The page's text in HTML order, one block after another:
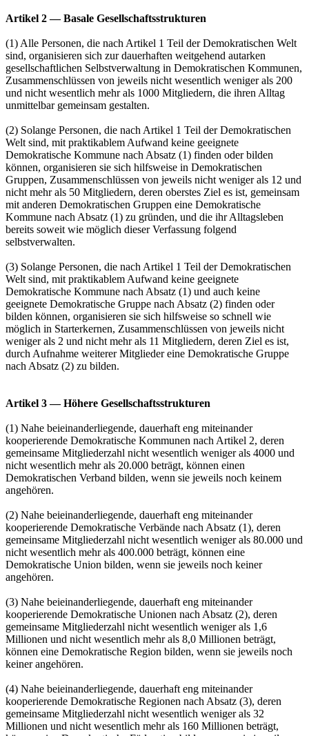
Artikel 2 — Basale Gesellschaftsstrukturen
(1) Alle Personen, die nach Artikel 1 Teil der Demokratischen Welt
sind, organisieren sich zur dauerhaften weitgehend autarken
gesellschaftlichen Selbstverwaltung in Demokratischen Kommunen,
Zusammenschlüssen von jeweils nicht wesentlich weniger als 200
und nicht wesentlich mehr als 1000 Mitgliedern, die ihren Alltag
unmittelbar gemeinsam gestalten.
(2) Solange Personen, die nach Artikel 1 Teil der Demokratischen
Welt sind, mit praktikablem Aufwand keine geeignete
Demokratische Kommune nach Absatz (1) finden oder bilden
können, organisieren sie sich hilfsweise in Demokratischen
Gruppen, Zusammenschlüssen von jeweils nicht weniger als 12 und
nicht mehr als 50 Mitgliedern, deren oberstes Ziel es ist, gemeinsam
mit anderen Demokratischen Gruppen eine Demokratische
Kommune nach Absatz (1) zu gründen, und die ihr Alltagsleben
bereits soweit wie möglich dieser Verfassung folgend
selbstverwalten.
(3) Solange Personen, die nach Artikel 1 Teil der Demokratischen
Welt sind, mit praktikablem Aufwand keine geeignete
Demokratische Kommune nach Absatz (1) und auch keine
geeignete Demokratische Gruppe nach Absatz (2) finden oder
bilden können, organisieren sie sich hilfsweise so schnell wie
möglich in Starterkernen, Zusammenschlüssen von jeweils nicht
weniger als 2 und nicht mehr als 11 Mitgliedern, deren Ziel es ist,
durch Aufnahme weiterer Mitglieder eine Demokratische Gruppe
nach Absatz (2) zu bilden.
Artikel 3 — Höhere Gesellschaftsstrukturen
(1) Nahe beieinanderliegende, dauerhaft eng miteinander
kooperierende Demokratische Kommunen nach Artikel 2, deren
gemeinsame Mitgliederzahl nicht wesentlich weniger als 4000 und
nicht wesentlich mehr als 20.000 beträgt, können einen
Demokratischen Verband bilden, wenn sie jeweils noch keinem
angehören.
(2) Nahe beieinanderliegende, dauerhaft eng miteinander
kooperierende Demokratische Verbände nach Absatz (1), deren
gemeinsame Mitgliederzahl nicht wesentlich weniger als 80.000 und
nicht wesentlich mehr als 400.000 beträgt, können eine
Demokratische Union bilden, wenn sie jeweils noch keiner
angehören.
(3) Nahe beieinanderliegende, dauerhaft eng miteinander
kooperierende Demokratische Unionen nach Absatz (2), deren
gemeinsame Mitgliederzahl nicht wesentlich weniger als 1,6
Millionen und nicht wesentlich mehr als 8,0 Millionen beträgt,
können eine Demokratische Region bilden, wenn sie jeweils noch
keiner angehören.
(4) Nahe beieinanderliegende, dauerhaft eng miteinander
kooperierende Demokratische Regionen nach Absatz (3), deren
gemeinsame Mitgliederzahl nicht wesentlich weniger als 32
Millionen und nicht wesentlich mehr als 160 Millionen beträgt,